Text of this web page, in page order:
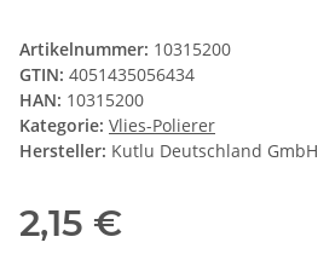
Artikelnummer: 10315200
GTIN: 4051435056434
HAN: 10315200
Kategorie: Vlies-Polierer
Hersteller: Kutlu Deutschland GmbH
2,15 €